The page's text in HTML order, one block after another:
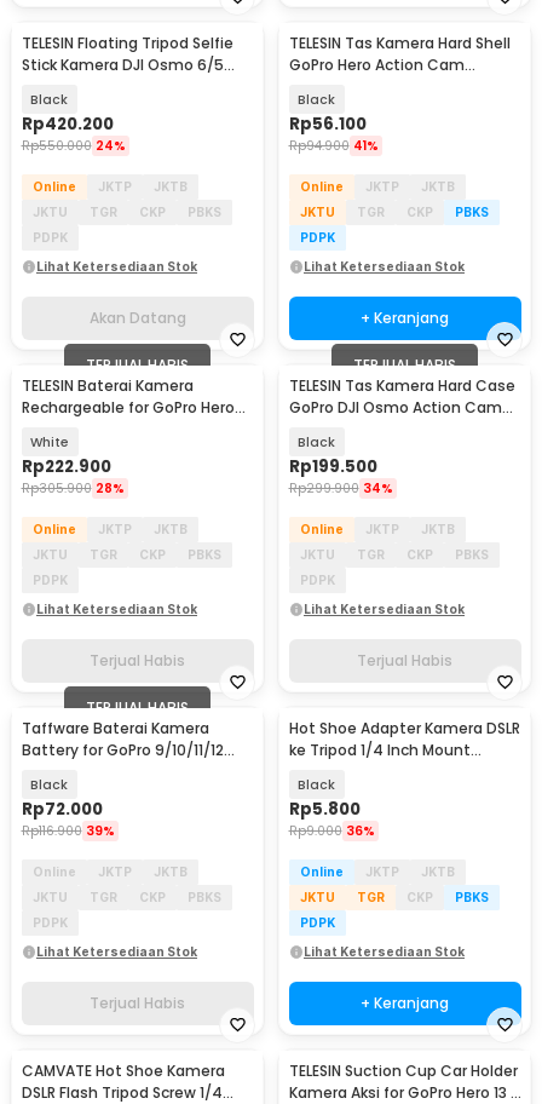
Akan Datang
TELESIN Floating Tripod Selfie
Stick Kamera DJI Osmo 6/5
Black
Rp420.200
Rp550.000 24%
Online JKTP
JKTB
JKTU
TGR CKP
PBKS
PDPK
Lihat Ketersediaan Stok
Akan Datang
TELESIN Tas Kamera Hard Shell
GoPro Hero Action Cam
Black
Rp56.100
Rp94.900 41%
Online JKTP
JKTB
JKTU
TGR CKP
PBKS
PDPK
Lihat Ketersediaan Stok
+ Keranjang
TERJUAL HABIS
TELESIN Baterai Kamera
Rechargeable for GoPro Hero
012
White
Rp222.900
Rp305.900 28%
Online JKTP
JKTB
JKTU
TGR CKP
PBKS
PDPK
Lihat Ketersediaan Stok
Terjual Habis
TERJUAL HABIS
TELESIN Tas Kamera Hard Case
GoPro DJI Osmo Action Cam
Black
Rp199.500
Rp299.900 34%
Online JKTP
JKTB
JKTU
TGR CKP
PBKS
PDPK
Lihat Ketersediaan Stok
Terjual Habis
TERJUAL HABIS
Taffware Baterai Kamera
Battery for GoPro 9/10/11/12
Black
Rp72.000
Rp116.900 39%
Online JKTP
JKTB
JKTU
TGR CKP
PBKS
PDPK
Lihat Ketersediaan Stok
Terjual Habis
Hot Shoe Adapter Kamera DSLR
ke Tripod 1/4 Inch Mount
Black
Rp5.800
Rp9.000 36%
Online JKTP
JKTB
JKTU
TGR CKP
PBKS
PDPK
Lihat Ketersediaan Stok
+ Keranjang
CAMVATE Hot Shoe Kamera
DSLR Flash Tripod Screw 1/4
Akan Datang
TELESIN Suction Cup Car Holder
Kamera Aksi for GoPro Hero 13 -